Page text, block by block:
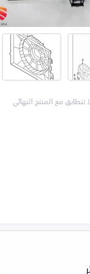
تتطابق مع المنتج النهائي